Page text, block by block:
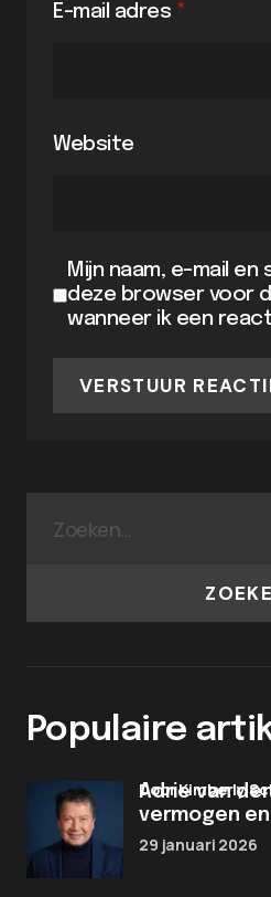
E-mail adres *
Website
Mijn naam, e-mail en
deze browser voor
wanneer ik een
VERSTUUR
Populaire
Adrie van
vermogen
door Kimberly
29 januari 2026